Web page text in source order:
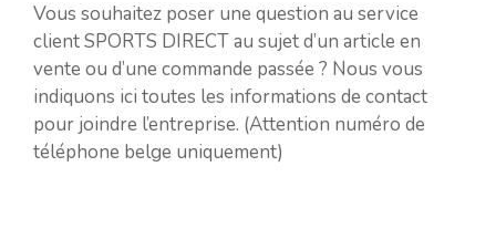
Vous souhaitez poser une question au service
client SPORTS DIRECT au sujet d’un article en
vente ou d’une commande passée ? Nous vous
indiquons ici toutes les informations de contact
pour joindre l’entreprise. (Attention numéro de
téléphone belge uniquement)